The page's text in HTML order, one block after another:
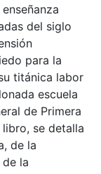
del siglo
para la
titánica labor
escuela
de Primera
libro, se detalla
de la
la